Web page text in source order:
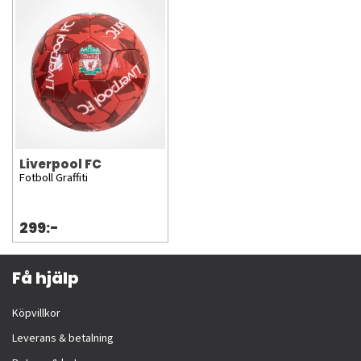
Liverpool FC
Fotboll Graffiti
299:-
Få hjälp
Köpvillkor
Leverans & betalning